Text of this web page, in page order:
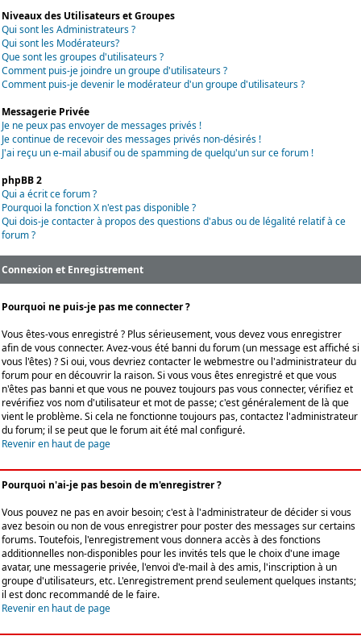
Niveaux des Utilisateurs et Groupes
Qui sont les Administrateurs ?
Qui sont les Modérateurs?
Que sont les groupes d'utilisateurs ?
Comment puis-je joindre un groupe d'utilisateurs ?
Comment puis-je devenir le modérateur d'un groupe d'utilisateurs ?
Messagerie Privée
Je ne peux pas envoyer de messages privés !
Je continue de recevoir des messages privés non-désirés !
J'ai reçu un e-mail abusif ou de spamming de quelqu'un sur ce forum !
phpBB 2
Qui a écrit ce forum ?
Pourquoi la fonction X n'est pas disponible ?
Qui dois-je contacter à propos des questions d'abus ou de légalité relatif à ce
forum ?
Connexion et Enregistrement
Pourquoi ne puis-je pas me connecter ?
Vous êtes-vous enregistré ? Plus sérieusement, vous devez vous enregistrer
afin de vous connecter. Avez-vous été banni du forum (un message est affiché si
vous l'êtes) ? Si oui, vous devriez contacter le webmestre ou l'administrateur du
forum pour en découvrir la raison. Si vous vous êtes enregistré et que vous
n'êtes pas banni et que vous ne pouvez toujours pas vous connecter, vérifiez et
revérifiez vos nom d'utilisateur et mot de passe; c'est généralement de là que
vient le problème. Si cela ne fonctionne toujours pas, contactez l'administrateur
du forum; il se peut que le forum ait été mal configuré.
Revenir en haut de page
Pourquoi n'ai-je pas besoin de m'enregistrer ?
Vous pouvez ne pas en avoir besoin; c'est à l'administrateur de décider si vous
avez besoin ou non de vous enregistrer pour poster des messages sur certains
forums. Toutefois, l'enregistrement vous donnera accès à des fonctions
additionnelles non-disponibles pour les invités tels que le choix d'une image
avatar, une messagerie privée, l'envoi d'e-mail à des amis, l'inscription à un
groupe d'utilisateurs, etc. L'enregistrement prend seulement quelques instants;
il est donc recommandé de le faire.
Revenir en haut de page